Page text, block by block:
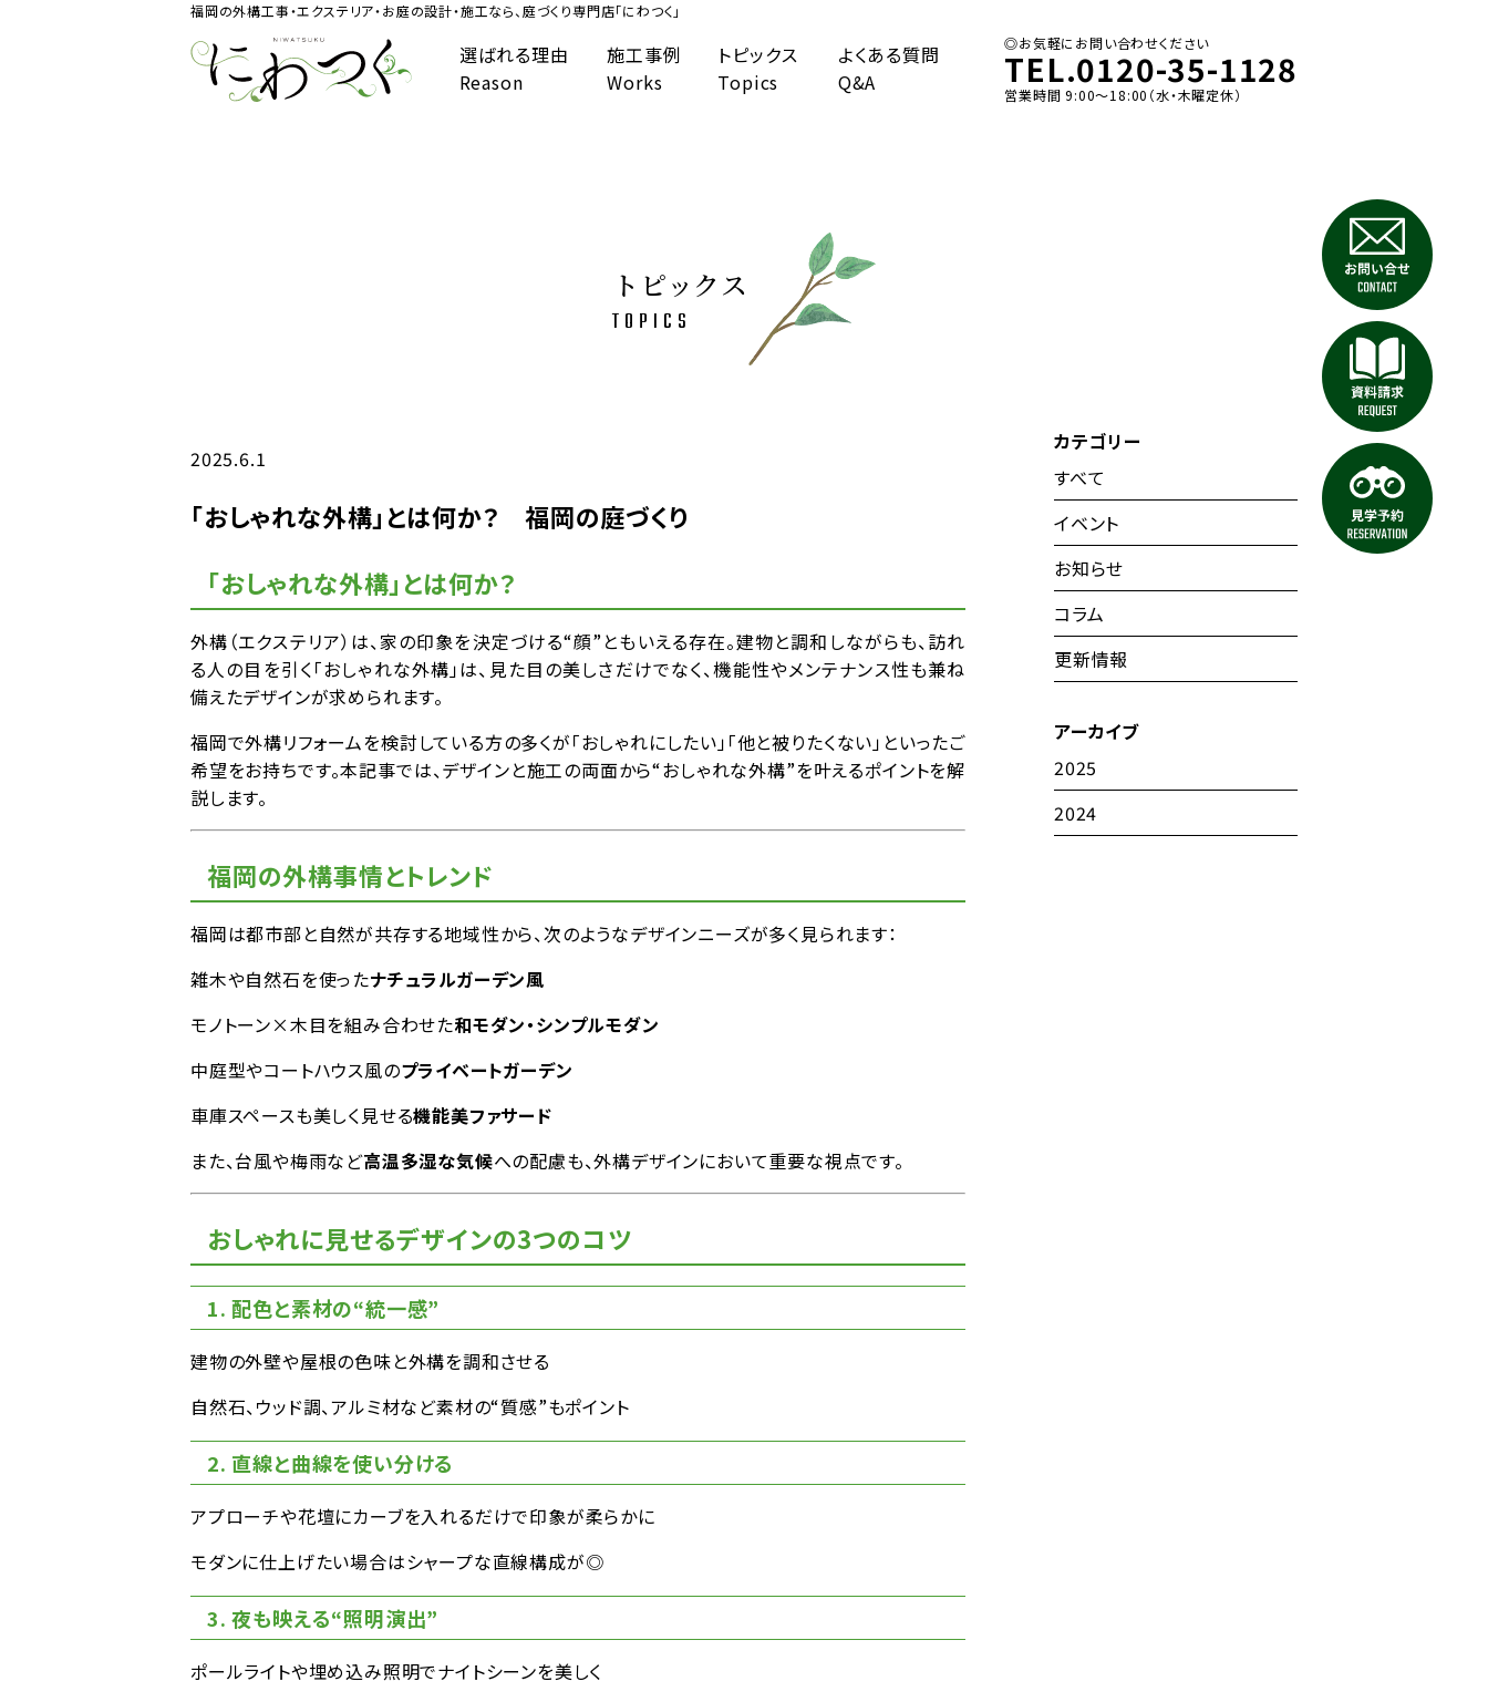
福岡の外構工事・エクステリア・お庭の設計・施工なら、庭づくり専門店「にわつく」
選ばれる理由
Reason
施工事例
Works
トピックス
Topics
よくある質問
Q&A
◎お気軽にお問い合わせください
TEL.0120-35-1128
営業時間 9:00〜18:00（水・木曜定休）
トピックス
TOPICS
2025.6.1
「おしゃれな外構」とは何か？ 福岡の庭づくり
「おしゃれな外構」とは何か？
外構（エクステリア）は、家の印象を決定づける“顔”ともいえる存在。建物と調和しながらも、訪れ
る人の目を引く「おしゃれな外構」は、見た目の美しさだけでなく、機能性やメンテナンス性も兼ね
備えたデザインが求められます。
福岡で外構リフォームを検討している方の多くが「おしゃれにしたい」「他と被りたくない」といったご
希望をお持ちです。本記事では、デザインと施工の両面から“おしゃれな外構”を叶えるポイントを解
説します。
福岡の外構事情とトレンド
福岡は都市部と自然が共存する地域性から、次のようなデザインニーズが多く見られます：
雑木や自然石を使ったナチュラルガーデン風
モノトーン×木目を組み合わせた和モダン・シンプルモダン
中庭型やコートハウス風のプライベートガーデン
車庫スペースも美しく見せる機能美ファサード
また、台風や梅雨など高温多湿な気候への配慮も、外構デザインにおいて重要な視点です。
おしゃれに見せるデザインの3つのコツ
1. 配色と素材の“統一感”
建物の外壁や屋根の色味と外構を調和させる
自然石、ウッド調、アルミ材など素材の“質感”もポイント
2. 直線と曲線を使い分ける
アプローチや花壇にカーブを入れるだけで印象が柔らかに
モダンに仕上げたい場合はシャープな直線構成が◎
3. 夜も映える“照明演出”
ポールライトや埋め込み照明でナイトシーンを美しく
カテゴリー
すべて
イベント
お知らせ
コラム
更新情報
アーカイブ
2025
2024